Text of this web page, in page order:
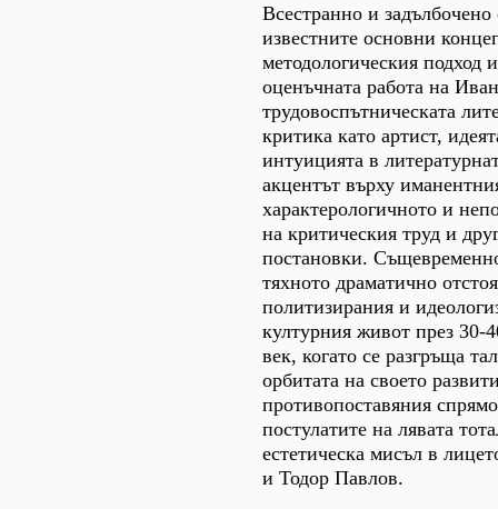
Всестранно и задълбочено
известните основни
методологическия подход
оценъчната работа на
трудовоспътническата
критика като артист,
интуицията в
акцентът върху
характерологичното и
на критическия труд и
постановки.
тяхното драматично
политизирания и
културния живот през 30-
век, когато се разгръща
орбитата на своето
противопоставяния
постулатите на лявата
естетическа мисъл в
и Тодор Павлов.